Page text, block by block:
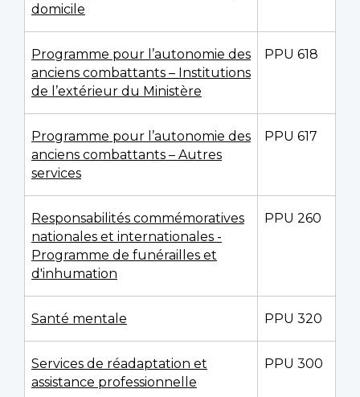
domicile
Programme pour l’autonomie des
anciens combattants – Institutions
de l’extérieur du Ministère
PPU 618
Programme pour l’autonomie des
anciens combattants – Autres
services
PPU 617
Responsabilités commémoratives
nationales et internationales -
Programme de funérailles et
d'inhumation
PPU 260
Santé mentale PPU 320
Services de réadaptation et
assistance professionnelle
PPU 300